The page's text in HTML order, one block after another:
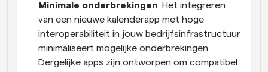
Minimale onderbrekingen: Het integreren
van een nieuwe kalenderapp met hoge
interoperabiliteit in jouw bedrijfsinfrastructuur
minimaliseert mogelijke onderbrekingen.
Dergelijke apps zijn ontworpen om compatibel